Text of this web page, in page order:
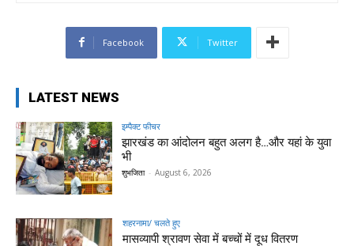
Facebook Twitter
LATEST NEWS
इम्पैक्ट फीचर
झारखंड का आंदोलन बहुत अलग है…और यहां के युवा
भी
शुभजिता - August 6, 2026
शहरनामा/ चलते हुए
मासव्यापी श्रावण सेवा में बच्चों में दूध वितरण